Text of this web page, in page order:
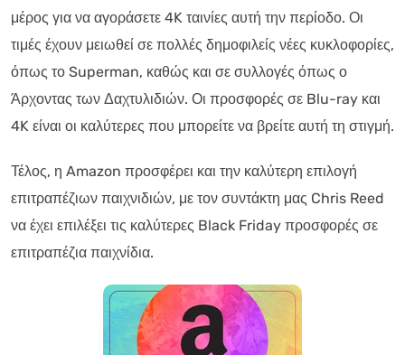
μέρος για να αγοράσετε 4K ταινίες αυτή την περίοδο. Οι
τιμές έχουν μειωθεί σε πολλές δημοφιλείς νέες κυκλοφορίες,
όπως το Superman, καθώς και σε συλλογές όπως ο
Άρχοντας των Δαχτυλιδιών. Οι προσφορές σε Blu-ray και
4K είναι οι καλύτερες που μπορείτε να βρείτε αυτή τη στιγμή.
Τέλος, η Amazon προσφέρει και την καλύτερη επιλογή
επιτραπέζιων παιχνιδιών, με τον συντάκτη μας Chris Reed
να έχει επιλέξει τις καλύτερες Black Friday προσφορές σε
επιτραπέζια παιχνίδια.